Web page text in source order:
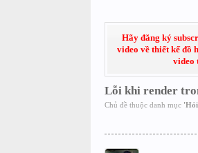
Hãy đăng ký
video về thiết kế đồ
video
Lỗi khi render
Chủ đề thuộc danh mục '